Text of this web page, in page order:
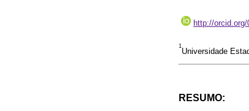
http://orcid.org/
1
Universidade
RESUMO: